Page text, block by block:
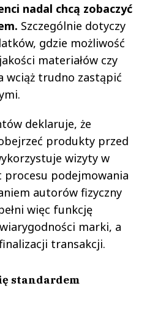
nadal chcą zobaczyć
Szczególnie dotyczy
gdzie możliwość
materiałów czy
wciąż trudno zastąpić
deklaruje, że
produkty przed
wizyty w
procesu podejmowania
autorów fizyczny
więc funkcję
marki, a
transakcji.
standardem